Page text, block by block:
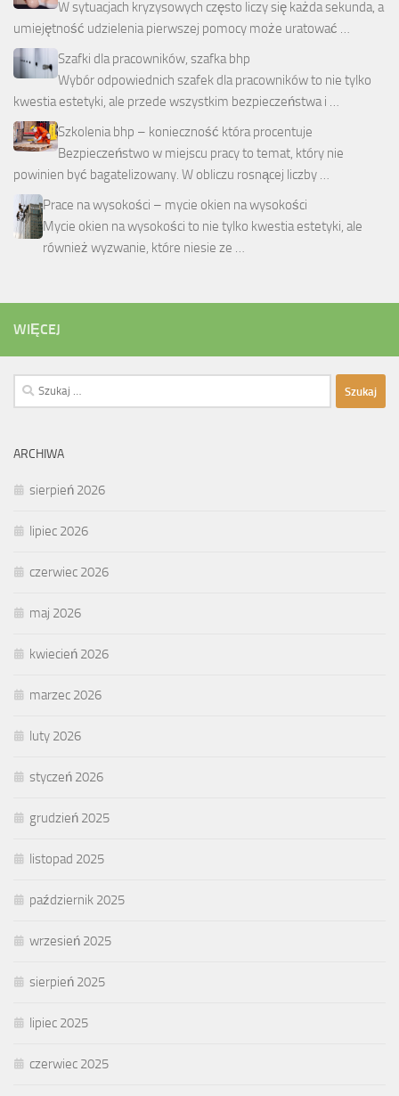
W sytuacjach kryzysowych często liczy się każda sekunda, a
umiejętność udzielenia pierwszej pomocy może uratować …
Szafki dla pracowników, szafka bhp
Wybór odpowiednich szafek dla pracowników to nie tylko
kwestia estetyki, ale przede wszystkim bezpieczeństwa i …
Szkolenia bhp – konieczność która procentuje
Bezpieczeństwo w miejscu pracy to temat, który nie
powinien być bagatelizowany. W obliczu rosnącej liczby …
Prace na wysokości – mycie okien na wysokości
Mycie okien na wysokości to nie tylko kwestia estetyki, ale
również wyzwanie, które niesie ze …
WIĘCEJ
Szukaj:
ARCHIWA
sierpień 2026
lipiec 2026
czerwiec 2026
maj 2026
kwiecień 2026
marzec 2026
luty 2026
styczeń 2026
grudzień 2025
listopad 2025
październik 2025
wrzesień 2025
sierpień 2025
lipiec 2025
czerwiec 2025